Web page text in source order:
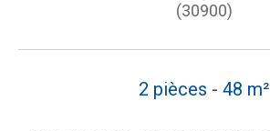
(30900)
2 pièces - 48 m²